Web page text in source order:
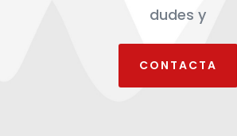
dudes y
CONTACTA